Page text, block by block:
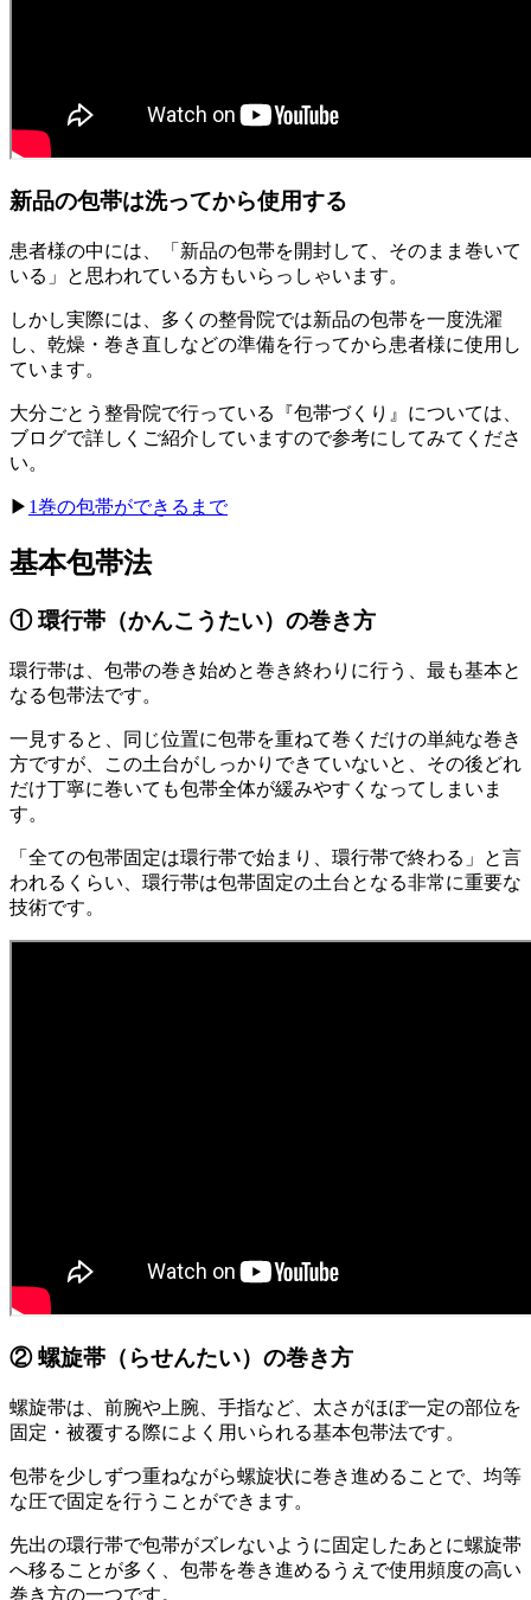
新品の包帯は洗ってから使用する
患者様の中には、「新品の包帯を開封して、そのまま巻いて
いる」と思われている方もいらっしゃいます。
しかし実際には、多くの整骨院では新品の包帯を一度洗濯
し、乾燥・巻き直しなどの準備を行ってから患者様に使用し
ています。
大分ごとう整骨院で行っている『包帯づくり』については、
ブログで詳しくご紹介していますので参考にしてみてくださ
い。
▶ 1巻の包帯ができるまで
基本包帯法
① 環行帯（かんこうたい）の巻き方
環行帯は、包帯の巻き始めと巻き終わりに行う、最も基本と
なる包帯法です。
一見すると、同じ位置に包帯を重ねて巻くだけの単純な巻き
方ですが、この土台がしっかりできていないと、その後どれ
だけ丁寧に巻いても包帯全体が緩みやすくなってしまいま
す。
「全ての包帯固定は環行帯で始まり、環行帯で終わる」と言
われるくらい、環行帯は包帯固定の土台となる非常に重要な
技術です。
② 螺旋帯（らせんたい）の巻き方
螺旋帯は、前腕や上腕、手指など、太さがほぼ一定の部位を
固定・被覆する際によく用いられる基本包帯法です。
包帯を少しずつ重ねながら螺旋状に巻き進めることで、均等
な圧で固定を行うことができます。
先出の環行帯で包帯がズレないように固定したあとに螺旋帯
へ移ることが多く、包帯を巻き進めるうえで使用頻度の高い
巻き方の一つです。